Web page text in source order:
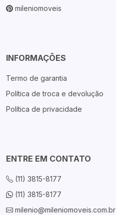
mileniomoveis
INFORMAÇÕES
Termo de garantia
Política de troca e devolução
Política de privacidade
ENTRE EM CONTATO
(11) 3815-8177
(11) 3815-8177
milenio@mileniomoveis.com.br